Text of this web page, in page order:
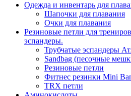
Одежда и инвентарь для
Шапочки для плавания
Очки для плавания
Резиновые петли для
эспандеры.
Трубчатые эспандеры
Sandbag (песочные
Резиновые петли
Фитнес резинки Mini
TRX петли